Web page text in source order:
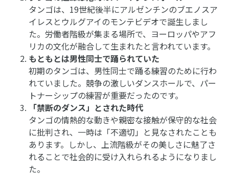
タンゴは、19世紀後半にアルゼンチンのブエノスア
イレスとウルグアイのモンテビデオで誕生しまし
た。労働者階級が集まる場所で、ヨーロッパやアフ
リカの文化が融合して生まれたと言われています。
もともとは男性同士で踊られていた
初期のタンゴは、男性同士で踊る練習のために行わ
れていました。競争の激しいダンスホールで、パー
トナーシップの練習が重要だったのです。
「禁断のダンス」とされた時代
タンゴの情熱的な動きや親密な接触が保守的な社会
に批判され、一時は「不適切」と見なされたことも
あります。しかし、上流階級がその美しさに魅了さ
れることで社会的に受け入れられるようになりまし
た。